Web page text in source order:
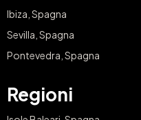
Ibiza, Spagna
Sevilla, Spagna
Pontevedra, Spagna
Regioni